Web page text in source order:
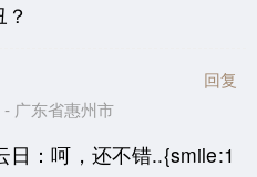
广东省惠州市
回复
日：呵，还不错..{smile:1